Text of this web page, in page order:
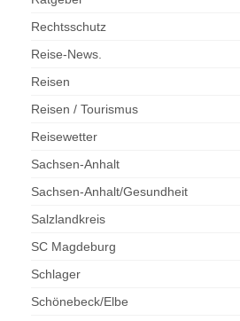
Rechtsschutz
Reise-News.
Reisen
Reisen / Tourismus
Reisewetter
Sachsen-Anhalt
Sachsen-Anhalt/Gesundheit
Salzlandkreis
SC Magdeburg
Schlager
Schönebeck/Elbe